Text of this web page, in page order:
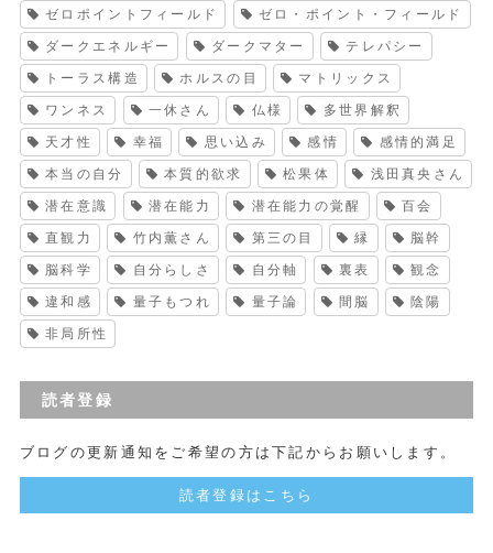
ゼロポイントフィールド ゼロ・ポイント・フィールド
ダークエネルギー ダークマター テレパシー
トーラス構造 ホルスの目 マトリックス
ワンネス 一休さん 仏様 多世界解釈
天才性 幸福 思い込み 感情 感情的満足
本当の自分 本質的欲求 松果体 浅田真央さん
潜在意識 潜在能力 潜在能力の覚醒 百会
直観力 竹内薫さん 第三の目 縁 脳幹
脳科学 自分らしさ 自分軸 裏表 観念
違和感 量子もつれ 量子論 間脳 陰陽
非局所性
読者登録
ブログの更新通知をご希望の方は下記からお願いします。
読者登録はこちら